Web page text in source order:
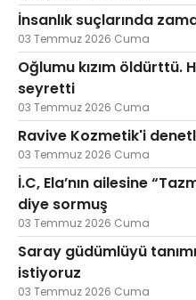
İnsanlık suçlarında
03 Temmuz 2026 Cuma
Oğlumu kızım öldürttü.
seyretti
03 Temmuz 2026 Cuma
Ravive Kozmetik'i
03 Temmuz 2026 Cuma
İ.C, Ela’nın ailesine
diye sormuş
03 Temmuz 2026 Cuma
Saray güdümlüyü
istiyoruz
03 Temmuz 2026 Cuma